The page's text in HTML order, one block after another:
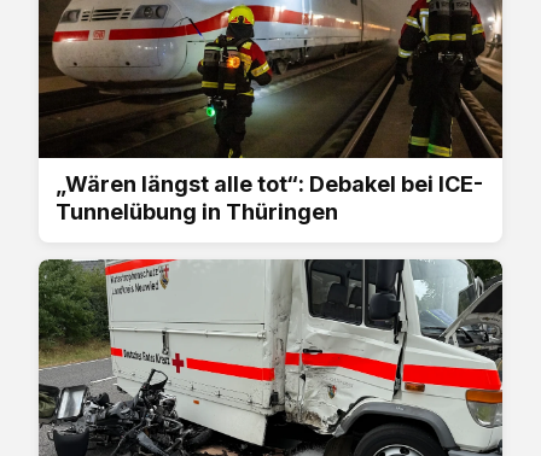
„Wären längst alle tot“: Debakel bei ICE-
Tunnelübung in Thüringen